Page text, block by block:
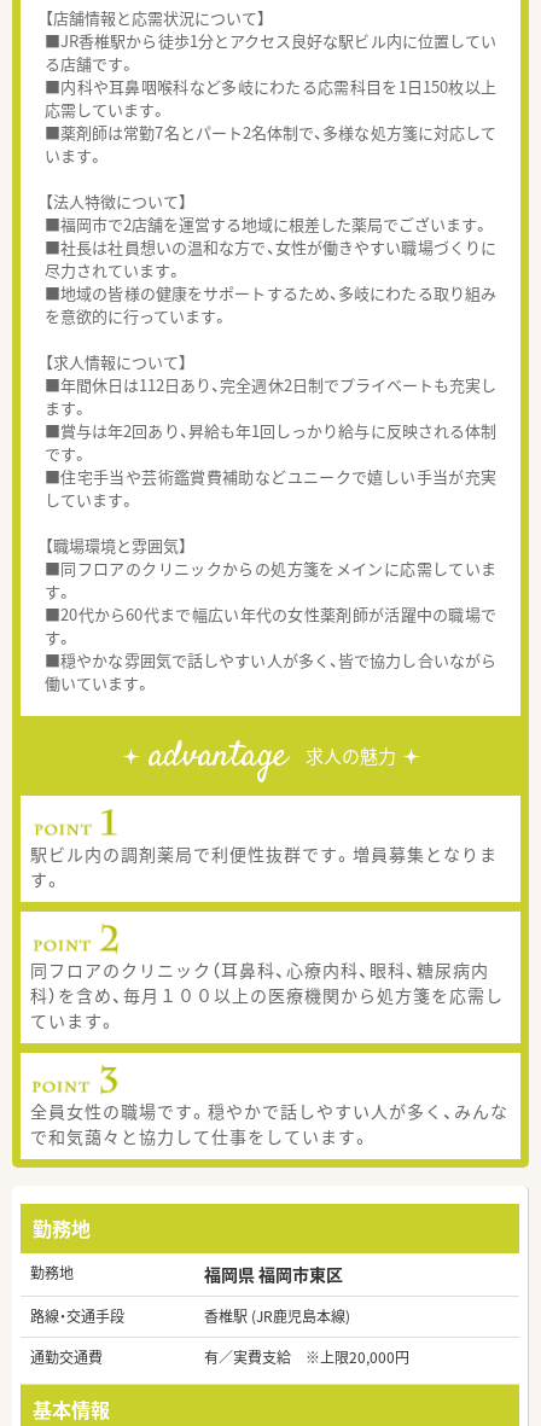
【店舗情報と応需状況について】
■JR香椎駅から徒歩1分とアクセス良好な駅ビル内に位置してい
る店舗です。
■内科や耳鼻咽喉科など多岐にわたる応需科目を1日150枚以上
応需しています。
■薬剤師は常勤7名とパート2名体制で、多様な処方箋に対応して
います。
【法人特徴について】
■福岡市で2店舗を運営する地域に根差した薬局でございます。
■社長は社員想いの温和な方で、女性が働きやすい職場づくりに
尽力されています。
■地域の皆様の健康をサポートするため、多岐にわたる取り組み
を意欲的に行っています。
【求人情報について】
■年間休日は112日あり、完全週休2日制でプライベートも充実し
ます。
■賞与は年2回あり、昇給も年1回しっかり給与に反映される体制
です。
■住宅手当や芸術鑑賞費補助などユニークで嬉しい手当が充実
しています。
【職場環境と雰囲気】
■同フロアのクリニックからの処方箋をメインに応需していま
す。
■20代から60代まで幅広い年代の女性薬剤師が活躍中の職場で
す。
■穏やかな雰囲気で話しやすい人が多く、皆で協力し合いながら
働いています。
advantage 求人の魅力
駅ビル内の調剤薬局で利便性抜群です。増員募集となりま
す。
同フロアのクリニック（耳鼻科、心療内科、眼科、糖尿病内
科）を含め、毎月１００以上の医療機関から処方箋を応需し
ています。
全員女性の職場です。穏やかで話しやすい人が多く、みんな
で和気藹々と協力して仕事をしています。
勤務地
勤務地 福岡県 福岡市東区
路線・交通手段
香椎駅 (JR鹿児島本線)
通勤交通費
有／実費支給 ※上限20,000円
基本情報